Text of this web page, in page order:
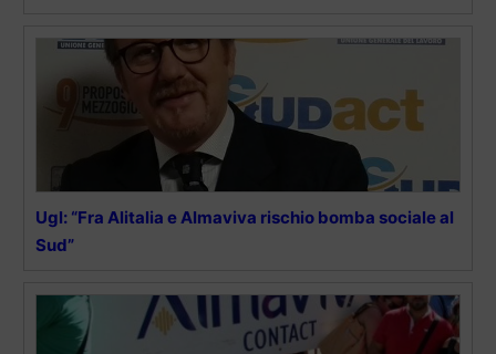
Ugl: “Fra Alitalia e Almaviva rischio bomba sociale al
Sud”